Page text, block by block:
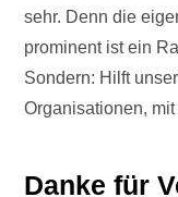
sehr. Denn die
prominent ist ein
Sondern: Hilft
Organisationen,
Danke für